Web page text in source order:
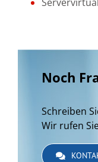
Noch
Schreiben
Wir rufen